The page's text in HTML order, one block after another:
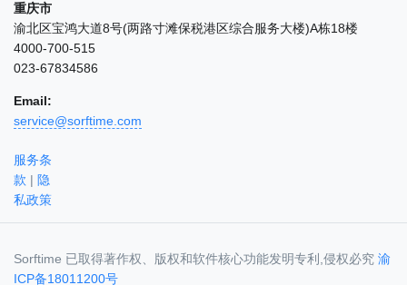
重庆市
渝北区宝鸿大道8号(两路寸滩保税港区综合服务大楼)A栋18楼
4000-700-515
023-67834586
Email:
service@sorftime.com
服务条
款 | 隐
私政策
Sorftime 已取得著作权、版权和软件核心功能发明专利,侵权必究 渝
ICP备18011200号